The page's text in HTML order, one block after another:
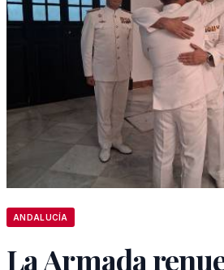
ANDALUCÍA
La Armada